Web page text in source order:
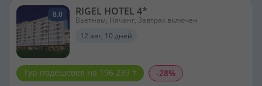
8.0 RIGEL HOTEL 4*
Вьетнам, Нячанг, Завтрак включен
12 авг, 10 дней
Тур подешевел на 196 239 ₸ -28%